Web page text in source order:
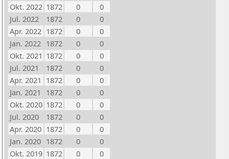
Okt. 2022 1872 0
0
Jul. 2022
1872 0
0
Apr. 2022 1872 0
0
Jan. 2022 1872 0
0
Okt. 2021 1872 0
0
Jul. 2021
1872 0
0
Apr. 2021 1872 0
0
Jan. 2021
1872 0
0
Okt. 2020 1872 0
0
Jul. 2020
1872 0
0
Apr. 2020 1872 0
0
Jan. 2020 1872 0
0
Okt. 2019 1872 0
0